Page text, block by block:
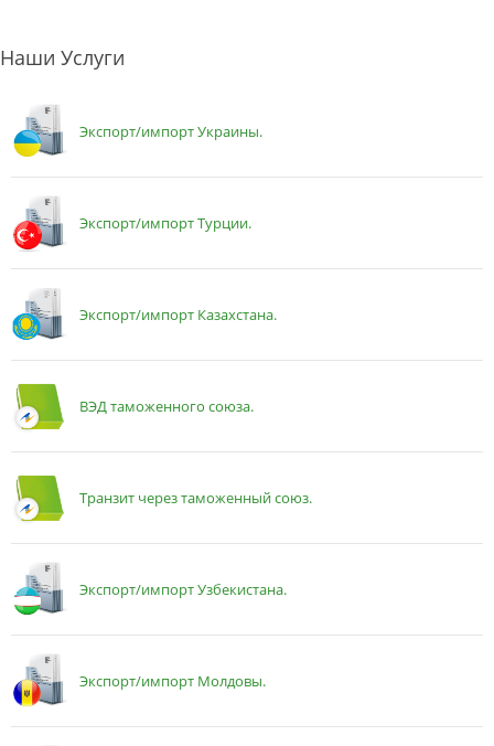
Наши Услуги
Экспорт/импорт Украины.
Экспорт/импорт Турции.
Экспорт/импорт Казахстана.
ВЭД таможенного союза.
Транзит через таможенный союз.
Экспорт/импорт Узбекистана.
Экспорт/импорт Молдовы.